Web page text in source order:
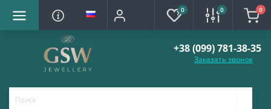
0 0 0
+38 (099) 781-38-35
Заказать звонок